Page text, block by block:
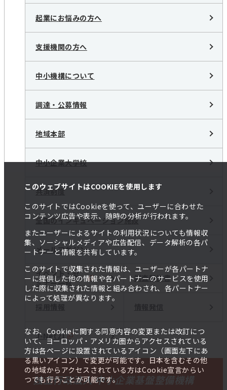
このウェブサイトはCOOKIEを使用します
このサイトではCookieを使って、ユーザーに合わせた
コンテンツ広告や表示、随時の分析が行われます。
またユーザーによるサイトの利用状況についても情報収
集、ソーシャルメディアや広告配信、データ解析の各パ
ートナーと情報を共有しています。
このサイトで収集された情報は、ユーザーが各パートナ
ーに提供した他の情報や各パートナーのサービスを使用
した際に収集された情報と組み合わされ、各パートナー
によって処理が異なります。
なお、Cookieに関する同意内容の変更または改訂につ
いて、ヨーロッパ・アメリカ圏からアクセスされている
方は各ページに設置されているアイコン（画面左下にあ
る黒いアイコン）で変更が可能です。日本を含むその他
の地域からアクセスされている方はCookie宣言からい
つでも行うことが可能です。
起業にお悩みの方へ
支援機関の方へ
中小機構について
調達・公募情報
地域本部
中小企業大学校
共済制度
全国のインキュベーション施設
メールマガジン
イベント・セ
ミナー一覧
調査報告書
J-Net21
独立行政法人 中小企業基盤整備機構